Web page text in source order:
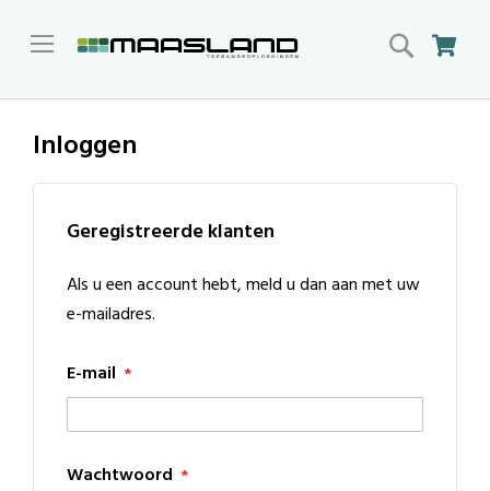
Search
Inloggen
Geregistreerde klanten
Als u een account hebt, meld u dan aan met uw
e-mailadres.
E-mail
Wachtwoord